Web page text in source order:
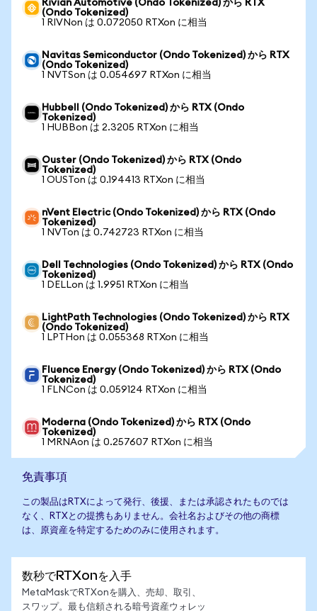
Rivian Automotive (Ondo Tokenized) から RTX
(Ondo Tokenized)
1 RIVNon は 0.072050 RTXon に相当
Navitas Semiconductor (Ondo Tokenized) から RTX
(Ondo Tokenized)
1 NVTSon は 0.054697 RTXon に相当
Hubbell (Ondo Tokenized) から RTX (Ondo
Tokenized)
1 HUBBon は 2.3205 RTXon に相当
Ouster (Ondo Tokenized) から RTX (Ondo
Tokenized)
1 OUSTon は 0.194413 RTXon に相当
nVent Electric (Ondo Tokenized) から RTX (Ondo
Tokenized)
1 NVTon は 0.742723 RTXon に相当
Dell Technologies (Ondo Tokenized) から RTX (Ondo
Tokenized)
1 DELLon は 1.9951 RTXon に相当
LightPath Technologies (Ondo Tokenized) から RTX
(Ondo Tokenized)
1 LPTHon は 0.055368 RTXon に相当
Fluence Energy (Ondo Tokenized) から RTX (Ondo
Tokenized)
1 FLNCon は 0.059124 RTXon に相当
Moderna (Ondo Tokenized) から RTX (Ondo
Tokenized)
1 MRNAon は 0.257607 RTXon に相当
免責事項
この製品はRTXによって発行、後援、または承認されたものでは
なく、RTXとの提携もありません。会社名およびその他の商標
は、原資産を特定するためのみに使用されます。
数秒でRTXonを入手
MetaMaskでRTXonを購入、売却、取引、
スワップ。最も信頼される暗号資産ウォレッ